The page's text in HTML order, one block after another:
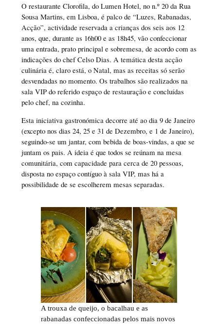
O restaurante Clorofila, do Lumen Hotel, no n.º 20 da Rua
Sousa Martins, em Lisboa, é palco de “Luzes, Rabanadas,
Acção”, actividade reservada a crianças dos seis aos 12
anos, que, durante as 16h00 e as 18h45, vão confeccionar
uma entrada, prato principal e sobremesa, de acordo com as
indicações do chef Celso Dias. A temática desta acção
culinária é, claro está, o Natal, mas as receitas só serão
desvendadas no momento. Os trabalhos são realizados na
sala VIP do referido espaço de restauração e concluídas
pelo chef, na cozinha.
Esta iniciativa gastronómica decorre até ao dia 9 de Janeiro
(excepto nos dias 24, 25 e 31 de Dezembro, e 1 de Janeiro),
seguindo-se um jantar, com bebida de boas-vindas, a que se
juntam os pais. A ideia é que todos se reúnam na mesa
comunitária, com capacidade para cerca de 20 pessoas,
disposta no espaço contíguo à sala VIP, mas há a
possibilidade de se escolherem mesas separadas.
A trouxa de queijo, o bacalhau e as
rabanadas confeccionadas pelos mais novos